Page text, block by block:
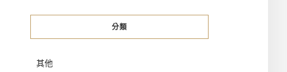
分類
其他